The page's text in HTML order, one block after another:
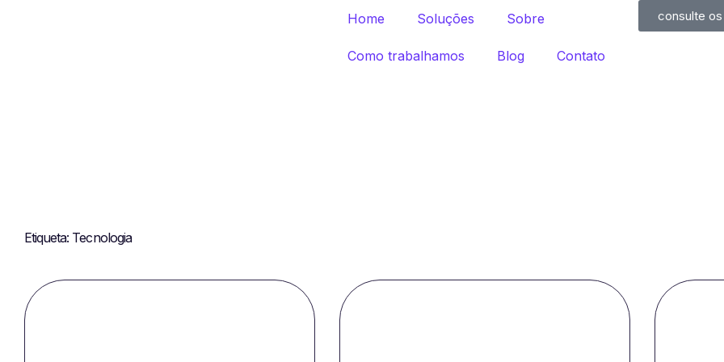
Home Soluções Sobre
Como trabalhamos Blog Contato
consulte
Etiqueta: Tecnologia